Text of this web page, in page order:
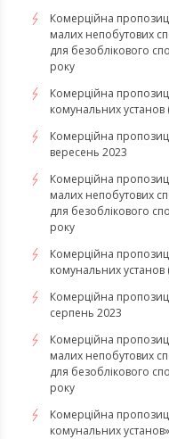
Комерційна
малих непобутових
для безоблікового
року
Комерційна
комунальних установ
Комерційна
вересень 2023
Комерційна
малих непобутових
для безоблікового
року
Комерційна
комунальних установ
Комерційна
серпень 2023
Комерційна
малих непобутових
для безоблікового
року
​​​​​​​Комерційна
комунальних